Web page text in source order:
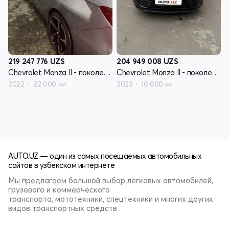
219 247 776 UZS
Chevrolet Monza II - поколение рестайлинг
2022 22 000 км
204 949 008 UZS
Chevrolet Monza II - поколение рестайлинг
2023 10 000 км
AUTO.UZ — один из самых посещаемых автомобильных
сайтов в узбекском интернете
Мы предлагаем большой выбор легковых автомобилей,
грузового и коммерческого
транспорта, мототехники, спецтехники и многих других
видов транспортных средств